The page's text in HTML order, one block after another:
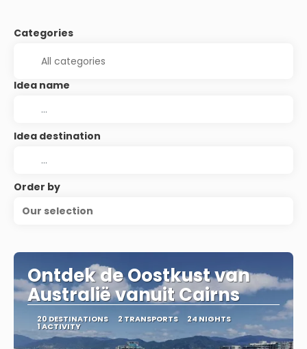
Categories
Idea name
Idea destination
Order by
Our selection
Ontdek de Oostkust van
Australië vanuit Cairns
20 DESTINATIONS 2 TRANSPORTS 24 NIGHTS
1 ACTIVITY